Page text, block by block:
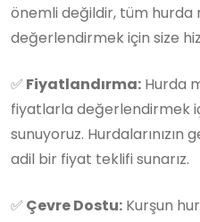
önemli değildir, tüm hurda
değerlendirmek için size
✅ Fiyatlandırma: Hurda
fiyatlarla değerlendirmek
sunuyoruz.
adil bir fiyat teklifi sunarız.
✅ Çevre Dostu: Kurşun